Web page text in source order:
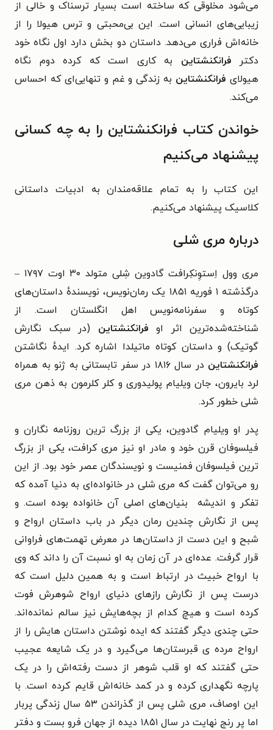
می‌شود مخلوقی که ساخته است بسیار ترسناک و خالی از
زیبایی‌های انسانی است. این بی‌محبتی و ترس هیولا را از
خانه‌اش فراری می‌دهد. داستان دو بخش دارد اول نگاه خود
دکتر فرانکنشتاین به کاری است که کرده دوم نگاه
هیولای فرانکنشتاین به زندگی و غم و تنهایی‌ای که احساس
می‌کند.
خواندن کتاب فرانکنشتاین را به چه کسانی
پیشنهاد می‌کنیم
این کتاب را به تمام علاقه‌مندان به ادبیات داستانی
کلاسیک پیشنهاد می‌کنیم.
درباره مری شلی
مری وول اِستوِنکِرافت گادوین شِلی متولد ۳۰ اوت ۱۷۹۷ –
درگذشته ۱ فوریه ۱۸۵۱ یک رمان‌نویس، نویسندهٔ داستان‌های
کوتاه و سفرنامه‌نویس اهل انگلستان است. از
شناخته‌شده‌ترین اثر او فرانکنشتاین (در سبک نگارش
گوتیک) و داستان کوتاه ماتیلدا اشاره کرد. ایدهٔ نگاشتن
فرانکنشتاین
در سال ۱۸۱۶ در سفر تابستانی به ژنو به همراه
لرد بایرون، جان ویلیام پولیدوری و کلر کلرمون به ذهن مری
شلی خطور کرد.
پدر او ویلیام گادوین، یکی از بزرگ ترین روزنامه نگاران و
فیلسوفان قرن خود و مادر او نیز مری کرافت، یکی از بزرگ
ترین فیلسوفان فمنیست و نویسندگان عصر خود بود. از این
رو می‌توان گفت که مری شلی در خانواده‌ای به دنیا آمده که
تفکر و اندیشه بنیان‌های اصلی آن خانواده بوده است. و
پس از نگارش چندین رمان دیگر در باب داستان ارواح و
شبح و این دست از داستان‌ها در معرض تهمت‌های فراوانی
قرار گرفت. عده‌ای در آن زمان به او نسبت آن را داند که وی
با ارواح خبیث در ارتباط است و به همین دلیل است که
درست پس از نگارش رازهای دنیای ارواح شوهرش فوت
کرده است و هیچ کدام از بچه‌هایش نیز سالم نمانده‌اند.
حتی چندی دیگر گفتند که ایده نوشتن داستان هایش را از
ارواح مرده ی قبرستان‌ها می‌گیرد و در یک شایعه عجیب
حتی گفتند که او قلب شوهر از دست رفته‌اش را در یک
پارچه نگهداری کرده و در کمد خانه‌اش قایم کرده است. با
این اوصاف، مری شلی پس از گذراندن ۵۳ سال زندگی پربار
اما پر رنج نهایت در سال ۱۸۵۱ دیده از جهان فرو بست و دفتر